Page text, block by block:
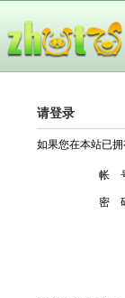
请登录
如果您在本站已
帐
密